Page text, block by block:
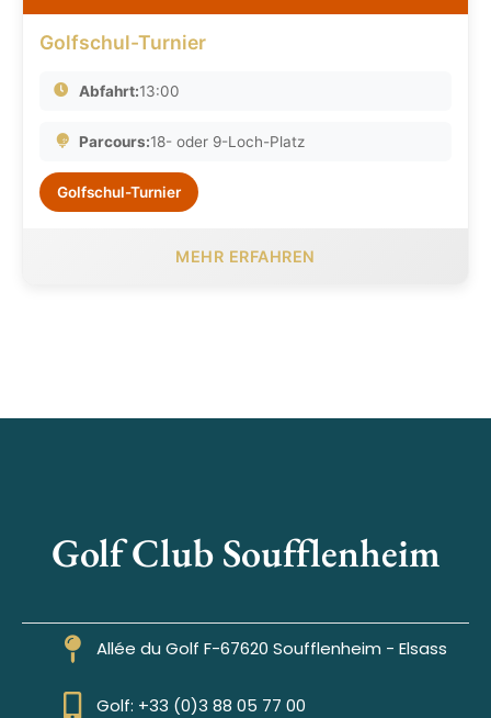
Golfschul-Turnier
Abfahrt:13:00
Parcours:18- oder 9-Loch-Platz
Golfschul-Turnier
MEHR ERFAHREN
Golf Club Soufflenheim
Allée du Golf F-67620 Soufflenheim - Elsass
Golf: +33 (0)3 88 05 77 00